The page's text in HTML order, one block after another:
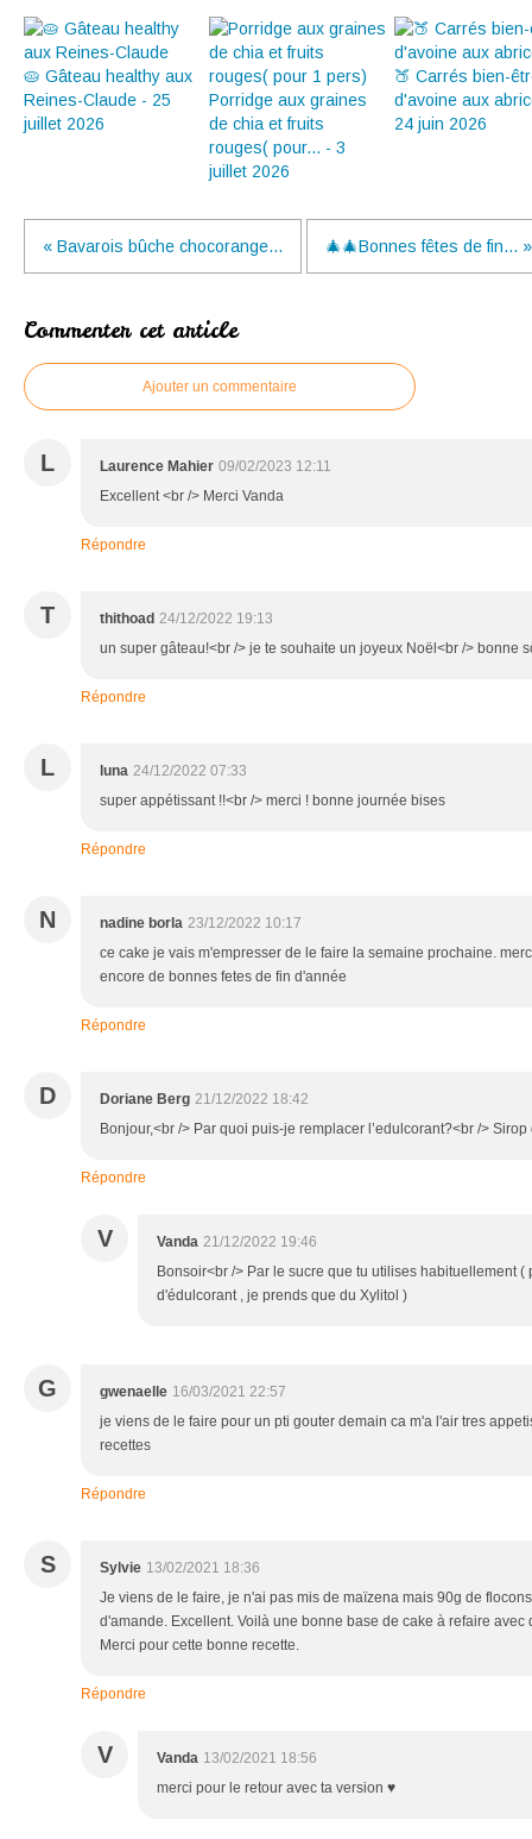
🥧 Gâteau healthy aux
Reines-Claude - 25
juillet 2026
Porridge aux graines
de chia et fruits
rouges( pour... - 3
juillet 2026
🍑 Carrés bien-
d'avoine aux
24 juin 2026
« Bavarois bûche chocorange... 🎄🎄Bonnes fêtes de fin... »
Commenter cet article
Ajouter un commentaire
L Laurence Mahier 09/02/2023 12:11
Excellent <br /> Merci Vanda
Répondre
T thithoad 24/12/2022 19:13
un super gâteau!<br /> je te souhaite un joyeux Noël<br /> bonne
Répondre
L luna 24/12/2022 07:33
super appétissant !!<br /> merci ! bonne journée bises
Répondre
N nadine borla 23/12/2022 10:17
ce cake je vais m'empresser de le faire la semaine prochaine.
encore de bonnes fetes de fin d'année
Répondre
D Doriane Berg 21/12/2022 18:42
Bonjour,<br /> Par quoi puis-je remplacer l’edulcorant?<br /> Sirop
Répondre
V Vanda 21/12/2022 19:46
Bonsoir<br /> Par le sucre que tu utilises habituellement (
d'édulcorant , je prends que du Xylitol )
G gwenaelle 16/03/2021 22:57
je viens de le faire pour un pti gouter demain ca m'a l'air tres
recettes
Répondre
S Sylvie 13/02/2021 18:36
Je viens de le faire, je n'ai pas mis de maïzena mais 90g de
d'amande. Excellent. Voilà une bonne base de cake à refaire
Merci pour cette bonne recette.
Répondre
V Vanda 13/02/2021 18:56
merci pour le retour avec ta version ♥